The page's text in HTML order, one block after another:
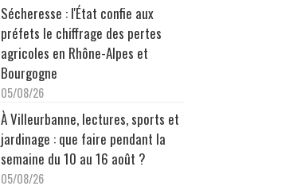
Sécheresse : l'État confie aux
préfets le chiffrage des pertes
agricoles en Rhône-Alpes et
Bourgogne
05/08/26
À Villeurbanne, lectures, sports et
jardinage : que faire pendant la
semaine du 10 au 16 août ?
05/08/26